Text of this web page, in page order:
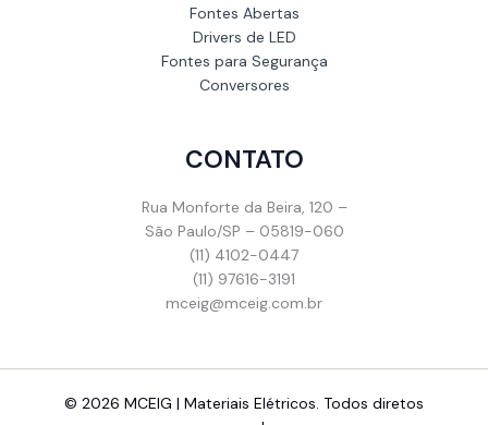
Fontes Abertas
Drivers de LED
Fontes para Segurança
Conversores
CONTATO
Rua Monforte da Beira, 120 –
São Paulo/SP – 05819-060
(11) 4102-0447
(11) 97616-3191
mceig@mceig.com.br
© 2026 MCEIG | Materiais Elétricos. Todos diretos